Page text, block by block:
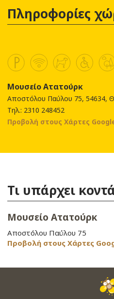
Πληροφορίες
Μουσείο Ατατούρκ
Αποστόλου Παύλου 75, 54634,
Τηλ.: 2310 248452
Προβολή στους Χάρτες
Τι υπάρχει
Μουσείο Ατατούρκ
Αποστόλου Παύλου 75
Προβολή στους Χάρτες